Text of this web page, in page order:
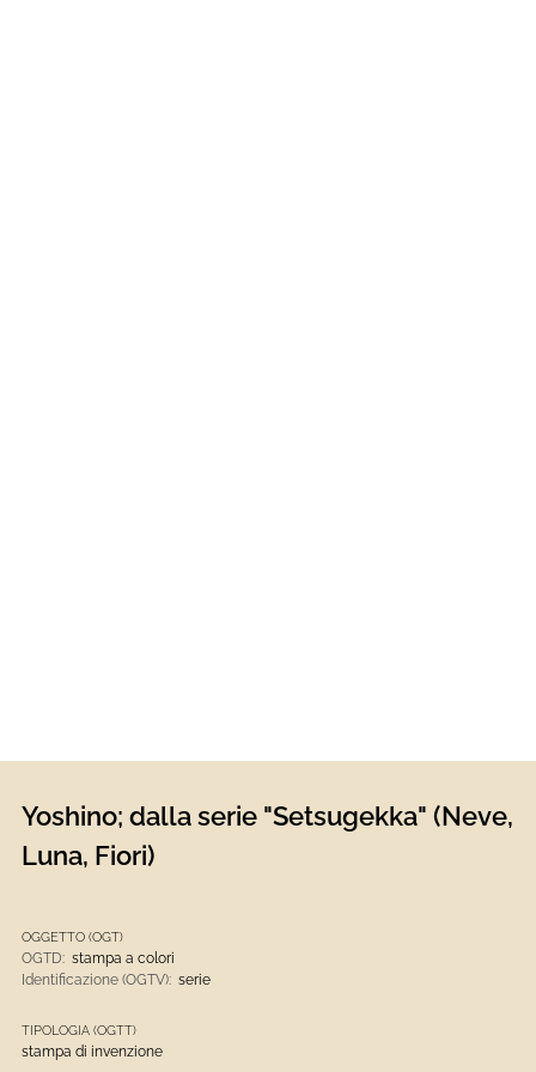
Yoshino; dalla serie "Setsugekka" (Neve,
Luna, Fiori)
OGGETTO (OGT)
OGTD: stampa a colori
Identificazione (OGTV): serie
TIPOLOGIA (OGTT)
stampa di invenzione